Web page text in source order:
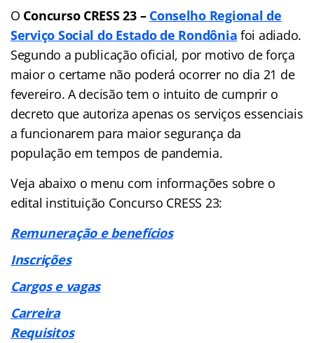
O Concurso CRESS23 – Conselho Regional de
Serviço Social do Estado de Rondônia foi adiado.
Segundo a publicação oficial, por motivo de força
maior o certame não poderá ocorrer no dia 21 de
fevereiro. A decisão tem o intuito de cumprir o
decreto que autoriza apenas os serviços essenciais
a funcionarem para maior segurança da
população em tempos de pandemia.
Veja abaixo o menu com informações sobre o
edital instituição Concurso CRESS 23:
Remuneração e benefícios
Inscrições
Cargos e vagas
Carreira
Requisitos